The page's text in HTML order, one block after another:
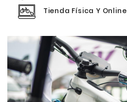
Tienda Física Y Online